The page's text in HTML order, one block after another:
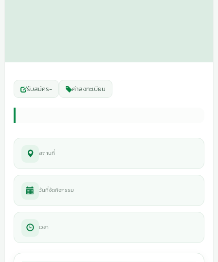
รับสมัคร- ค่าลงทะเบียน
สถานที่
วันที่จัดกิจกรรม
เวลา